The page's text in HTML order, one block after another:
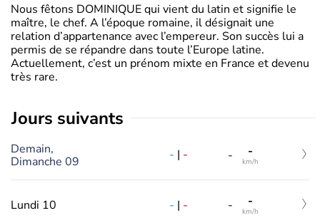
Nous fêtons DOMINIQUE qui vient du latin et signifie le
maître, le chef. A l’époque romaine, il désignait une
relation d’appartenance avec l’empereur. Son succès lui a
permis de se répandre dans toute l’Europe latine.
Actuellement, c’est un prénom mixte en France et devenu
très rare.
jours suivants
Demain,
Dimanche 09
- | - - -
km/h
Lundi 10 - | - - -
km/h